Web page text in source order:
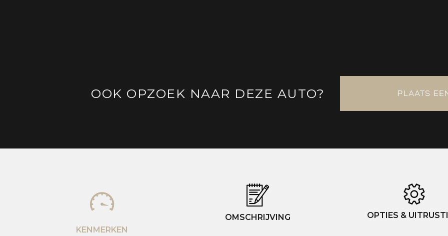
OOK OPZOEK NAAR DEZE AUTO? PLAATS
KENMERKEN
OMSCHRIJVING OPTIES &